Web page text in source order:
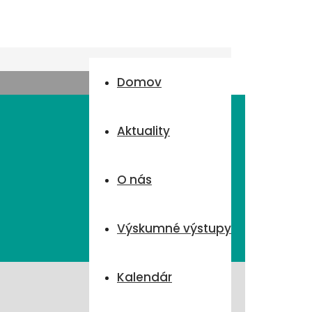
Domov
Aktuality
O nás
Výskumné výstupy
Kalendár